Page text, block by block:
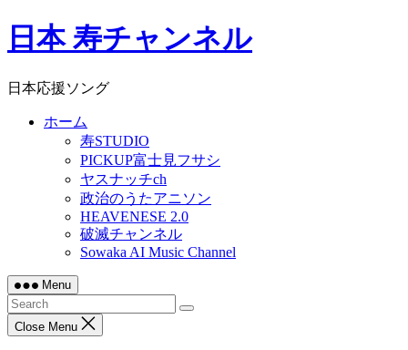
Skip
to日本 寿チャンネル
日本応援ソング
ホーム
寿STUDIO
PICKUP富士見フサシ
ヤスナッチch
政治のうたアニソン
HEAVENESE 2.0
破滅チャンネル
Sowaka AI Music Channel
Menu
Close Menu